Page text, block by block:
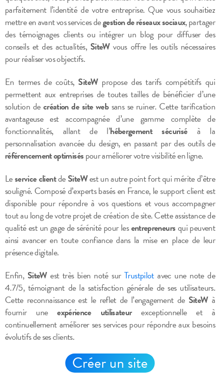
parfaitement l’identité de votre entreprise. Que vous souhaitiez
mettre en avant vos services degestion de réseaux sociaux, partager
des témoignages clients ou intégrer un blog pour diffuser des
conseils et des actualités, SiteWvous offre les outils nécessaires
pour réaliser vos objectifs.
En termes de coûts, SiteWpropose des tarifs compétitifs qui
permettent aux entreprises de toutes tailles de bénéficier d’une
solution decréation de site websans se ruiner. Cette tarification
avantageuse est accompagnée d’une gamme complète de
fonctionnalités, allant de l’hébergement sécuriséà la
personnalisation avancée du design, en passant par des outils de
référencement optimiséspour améliorer votre visibilité en ligne.
Leservice clientdeSiteWest un autre point fort qui mérite d’être
souligné. Composé d’experts basés en France, le support client est
disponible pour répondre à vos questions et vous accompagner
tout au long de votre projet de création de site. Cette assistance de
qualité est un gage de sérénité pour lesentrepreneursqui peuvent
ainsi avancer en toute confiance dans la mise en place de leur
présence digitale.
Enfin, SiteWest très bien noté surTrustpilotavec une note de
4.7/5, témoignant de la satisfaction générale de ses utilisateurs.
Cette reconnaissance est le reflet de l’engagement de SiteWà
fournir uneexpérience utilisateurexceptionnelle et à
continuellement améliorer ses services pour répondre aux besoins
évolutifs de ses clients.
Créer un site